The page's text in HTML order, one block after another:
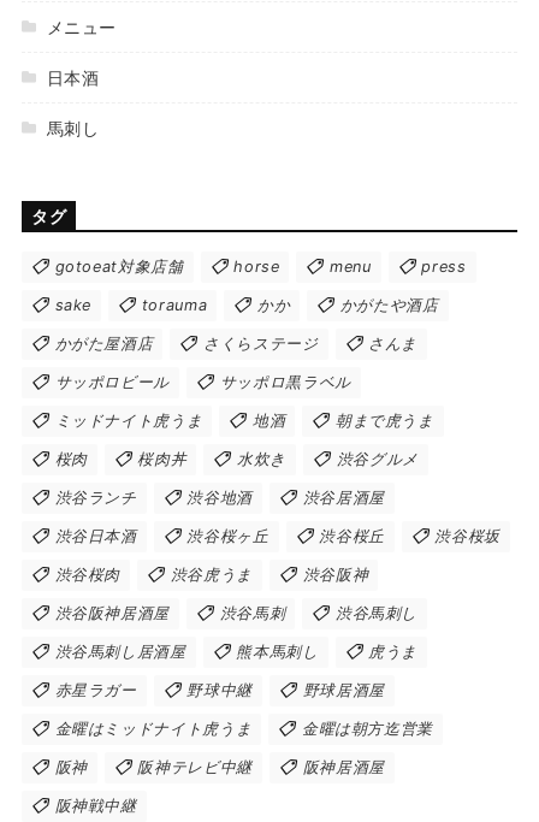
メニュー
日本酒
馬刺し
タグ
gotoeat対象店舗 horse menu press
sake torauma かか かがたや酒店
かがた屋酒店 さくらステージ さんま
サッポロビール サッポロ黒ラベル
ミッドナイト虎うま 地酒 朝まで虎うま
桜肉 桜肉丼 水炊き 渋谷グルメ
渋谷ランチ 渋谷地酒 渋谷居酒屋
渋谷日本酒 渋谷桜ヶ丘 渋谷桜丘 渋谷桜坂
渋谷桜肉 渋谷虎うま 渋谷阪神
渋谷阪神居酒屋 渋谷馬刺 渋谷馬刺し
渋谷馬刺し居酒屋 熊本馬刺し 虎うま
赤星ラガー 野球中継 野球居酒屋
金曜はミッドナイト虎うま 金曜は朝方迄営業
阪神 阪神テレビ中継 阪神居酒屋
阪神戦中継